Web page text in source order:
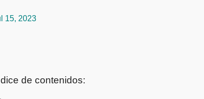
15, 2023
de contenidos: